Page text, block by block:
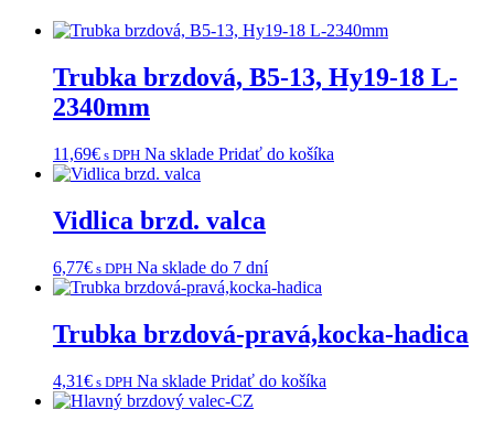
Trubka brzdová, B5-13, Hy19-18 L-
2340mm
11,69€ s DPH Na sklade Pridať do košíka
Vidlica brzd. valca
6,77€ s DPH Na sklade do 7 dní
Trubka brzdová-pravá,kocka-hadica
4,31€ s DPH Na sklade Pridať do košíka